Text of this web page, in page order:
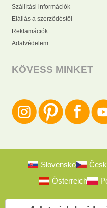
Szállítási információk
Elállás a szerződéstől
Reklamációk
Adatvédelem
KÖVESS MINKET
Slovensko
Österreich